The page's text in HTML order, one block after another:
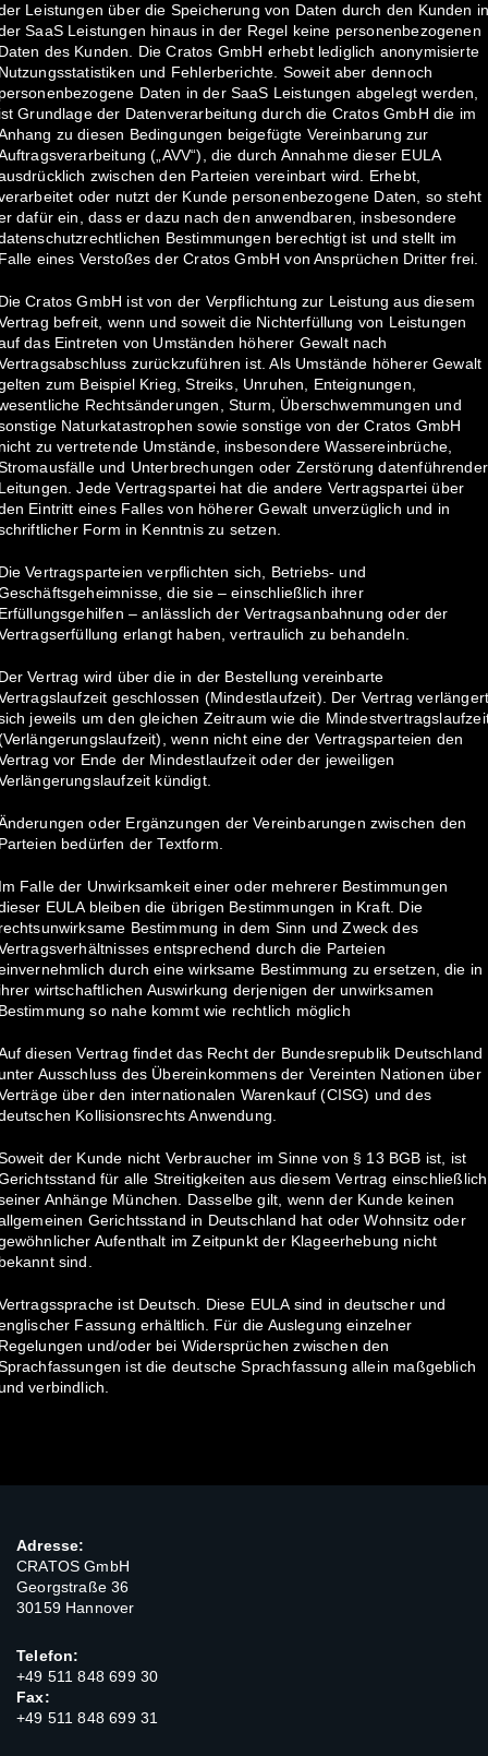
Leistungen über die Speicherung von Daten durch den Kunden
SaaS Leistungen hinaus in der Regel keine personenbezogenen
des Kunden. Die Cratos GmbH erhebt lediglich anonymisierte
und Fehlerberichte. Soweit aber dennoch
Daten in der SaaS Leistungen abgelegt werden,
Grundlage der Datenverarbeitung durch die Cratos GmbH die im
zu diesen Bedingungen beigefügte Vereinbarung zur
(„AVV“), die durch Annahme dieser EULA
zwischen den Parteien vereinbart wird. Erhebt,
oder nutzt der Kunde personenbezogene Daten, so steht
dafür ein, dass er dazu nach den anwendbaren, insbesondere
Bestimmungen berechtigt ist und stellt im
eines Verstoßes der Cratos GmbH von Ansprüchen Dritter frei.
Cratos GmbH ist von der Verpflichtung zur Leistung aus diesem
befreit, wenn und soweit die Nichterfüllung von Leistungen
das Eintreten von Umständen höherer Gewalt nach
zurückzuführen ist. Als Umstände höherer Gewalt
zum Beispiel Krieg, Streiks, Unruhen, Enteignungen,
Rechtsänderungen, Sturm, Überschwemmungen und
Naturkatastrophen sowie sonstige von der Cratos GmbH
zu vertretende Umstände, insbesondere Wassereinbrüche,
und Unterbrechungen oder Zerstörung datenführender
Jede Vertragspartei hat die andere Vertragspartei über
Eintritt eines Falles von höherer Gewalt unverzüglich und in
Form in Kenntnis zu setzen.
Vertragsparteien verpflichten sich, Betriebs- und
die sie – einschließlich ihrer
– anlässlich der Vertragsanbahnung oder der
erlangt haben, vertraulich zu behandeln.
Vertrag wird über die in der Bestellung vereinbarte
geschlossen (Mindestlaufzeit). Der Vertrag
jeweils um den gleichen Zeitraum wie die
wenn nicht eine der Vertragsparteien den
vor Ende der Mindestlaufzeit oder der jeweiligen
kündigt.
oder Ergänzungen der Vereinbarungen zwischen den
bedürfen der Textform.
Falle der Unwirksamkeit einer oder mehrerer Bestimmungen
EULA bleiben die übrigen Bestimmungen in Kraft. Die
Bestimmung in dem Sinn und Zweck des
entsprechend durch die Parteien
durch eine wirksame Bestimmung zu ersetzen, die in
wirtschaftlichen Auswirkung derjenigen der unwirksamen
so nahe kommt wie rechtlich möglich
diesen Vertrag findet das Recht der Bundesrepublik Deutschland
Ausschluss des Übereinkommens der Vereinten Nationen über
über den internationalen Warenkauf (CISG) und des
Kollisionsrechts Anwendung.
der Kunde nicht Verbraucher im Sinne von § 13 BGB ist, ist
für alle Streitigkeiten aus diesem Vertrag einschließlich
Anhänge München. Dasselbe gilt, wenn der Kunde keinen
Gerichtsstand in Deutschland hat oder Wohnsitz oder
Aufenthalt im Zeitpunkt der Klageerhebung nicht
sind.
ist Deutsch. Diese EULA sind in deutscher und
Fassung erhältlich. Für die Auslegung einzelner
und/oder bei Widersprüchen zwischen den
ist die deutsche Sprachfassung allein maßgeblich
verbindlich.
Adresse:
CRATOS GmbH
Georgstraße 36
30159 Hannover
Telefon:
+49 511 848 699 30
Fax:
+49 511 848 699 31